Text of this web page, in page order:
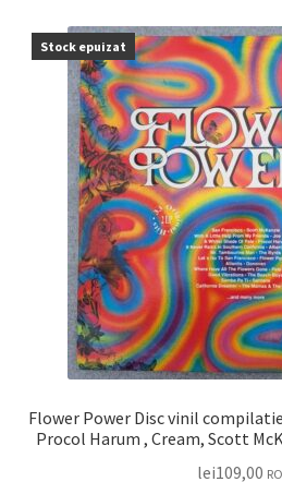
Stock epuizat
Flower Power Disc vinil compilatie 2LP Jefferson Airplane,
Procol Harum , Cream, Scott
lei109,00